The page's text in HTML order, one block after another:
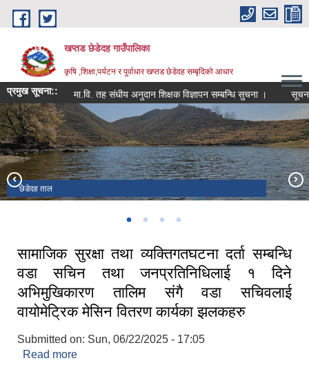
Skip to main content
खप्तड छेडेदह गाउँपालिका
कृषि ,शिक्षा,पर्यटन र पुर्वाधार खप्तड छेडेदह सम्बृदिको आधार
प्रमुख सूचना::मा.वि. तह संधीय अनुदान शिक्षक विज्ञापन सम्बन्धि सुचना । सूचना
छेडेदह ताल
गाउँपालिका भवन डोगडी
खप्तड त्रिवेणी धाम ।
खप्तड राष्ट्रिय निकुन्ज
सामाजिक सुरक्षा तथा व्यक्तिगतघटना दर्ता सम्बन्धि
वडा सचिन तथा जनप्रतिनिधिलाई १ दिने
अभिमुखिकारण तालिम संगै वडा सचिवलाई
वायोमेट्रिक मेसिन वितरण कार्यका झलकहरु
Submitted on: Sun, 06/22/2025 - 17:05
Read more